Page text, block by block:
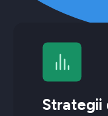
Strategii